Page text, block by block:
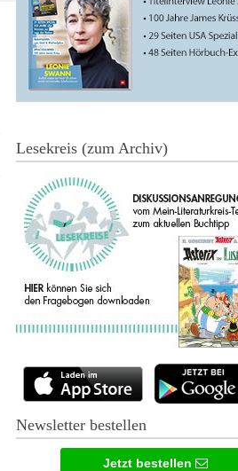
Lesekreis (zum Archiv)
Newsletter bestellen
Jetzt bestellen